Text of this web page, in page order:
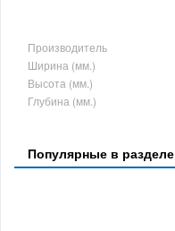
Производитель
Ширина (мм.)
Высота (мм.)
Глубина (мм.)
Популярные в разделе